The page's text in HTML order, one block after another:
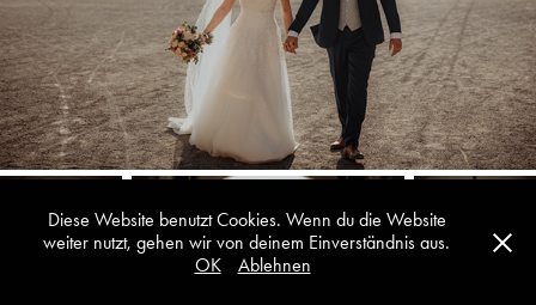
Diese Website benutzt Cookies. Wenn du die Website
weiter nutzt, gehen wir von deinem Einverständnis aus.
OK
Ablehnen